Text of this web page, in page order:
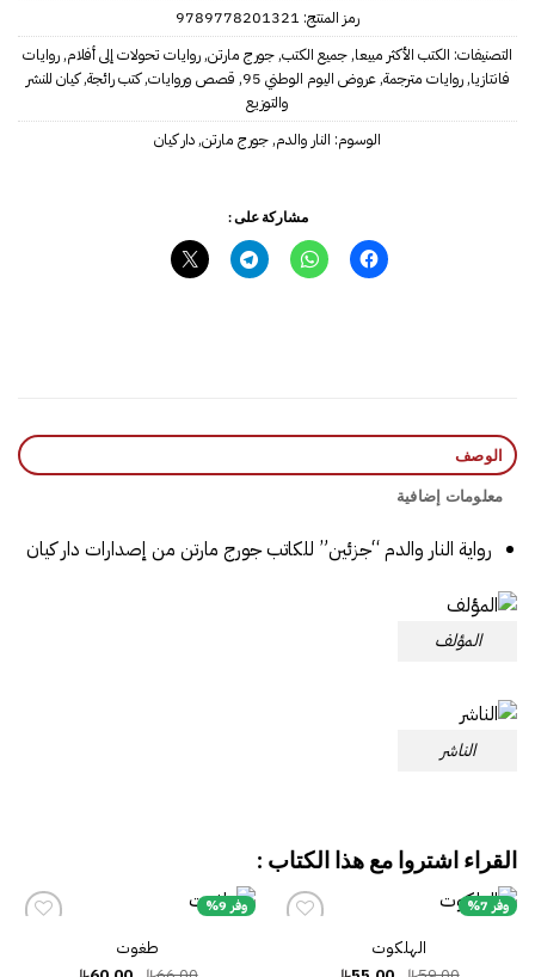
رمز المنتج: 9789778201321
التصنيفات: الكتب الأكثر مبيعا,جميع الكتب,جورج مارتن,روايات تحولات إلى أفلام,روايات
فانتازيا,روايات مترجمة,عروض اليوم الوطني 95 , قصص وروايات,كتب رائجة,كيان للنشر
والتوزيع
الوسوم: النار والدم,جورج مارتن,دار كيان
مشاركة على :
الوصف
معلومات إضافية
رواية النار والدم “جزئين” للكاتب جورج مارتن من إصدارات دار كيان
المؤلف
الناشر
القراء اشتروا مع هذا الكتاب :
وفر 7%
الهلكوت
وفر 9%
طغوت